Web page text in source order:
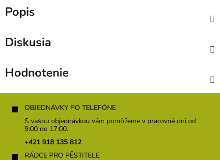
Popis
Diskusia
Hodnotenie
OBJEDNÁVKY PO TELEFÓNE
S vašou objednávkou vám pomôžeme v pracovné dni od
9:00 do 17:00.
+421 918 135 812
RÁDCE PRO PĚSTITELE